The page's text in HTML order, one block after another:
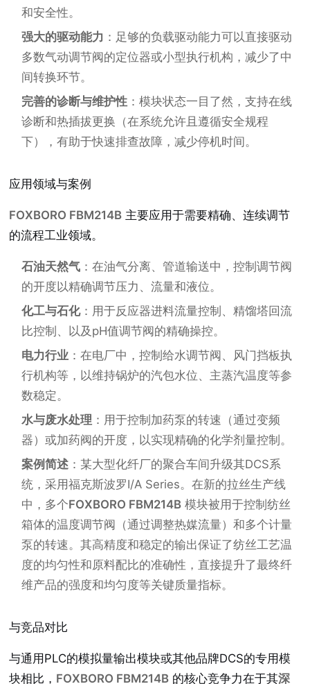
和安全性。
强大的驱动能力 ：足够的负载驱动能力可以直接驱动
多数气动调节阀的定位器或小型执行机构，减少了中
间转换环节。
完善的诊断与维护性 ：模块状态一目了然，支持在线
诊断和热插拔更换（在系统允许且遵循安全规程
下），有助于快速排查故障，减少停机时间。
应用领域与案例
FOXBORO FBM214B 主要应用于需要精确、连续调节
的流程工业领域。
石油天然气 ：在油气分离、管道输送中，控制调节阀
的开度以精确调节压力、流量和液位。
化工与石化：用于反应器进料流量控制、精馏塔回流
比控制、以及pH值调节阀的精确操控。
电力行业 ：在电厂中，控制给水调节阀、风门挡板执
行机构等，以维持锅炉的汽包水位、主蒸汽温度等参
数稳定。
水与废水处理 ：用于控制加药泵的转速（通过变频
器）或加药阀的开度，以实现精确的化学剂量控制。
案例简述 ：某大型化纤厂的聚合车间升级其DCS系
统，采用福克斯波罗I/A Series。在新的拉丝生产线
中，多个FOXBORO FBM214B 模块被用于控制纺丝
箱体的温度调节阀（通过调整热媒流量）和多个计量
泵的转速。其高精度和稳定的输出保证了纺丝工艺温
度的均匀性和原料配比的准确性，直接提升了最终纤
维产品的强度和均匀度等关键质量指标。
与竞品对比
与通用PLC的模拟量输出模块或其他品牌DCS的专用模
块相比， FOXBORO FBM214B 的核心竞争力在于其深